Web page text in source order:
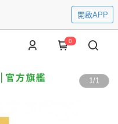
開啟APP
0
1/1